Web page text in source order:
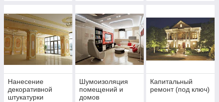
Нанесение
декоративной
штукатурки
Шумоизоляция
помещений и
домов
Капитальный
ремонт (под ключ)